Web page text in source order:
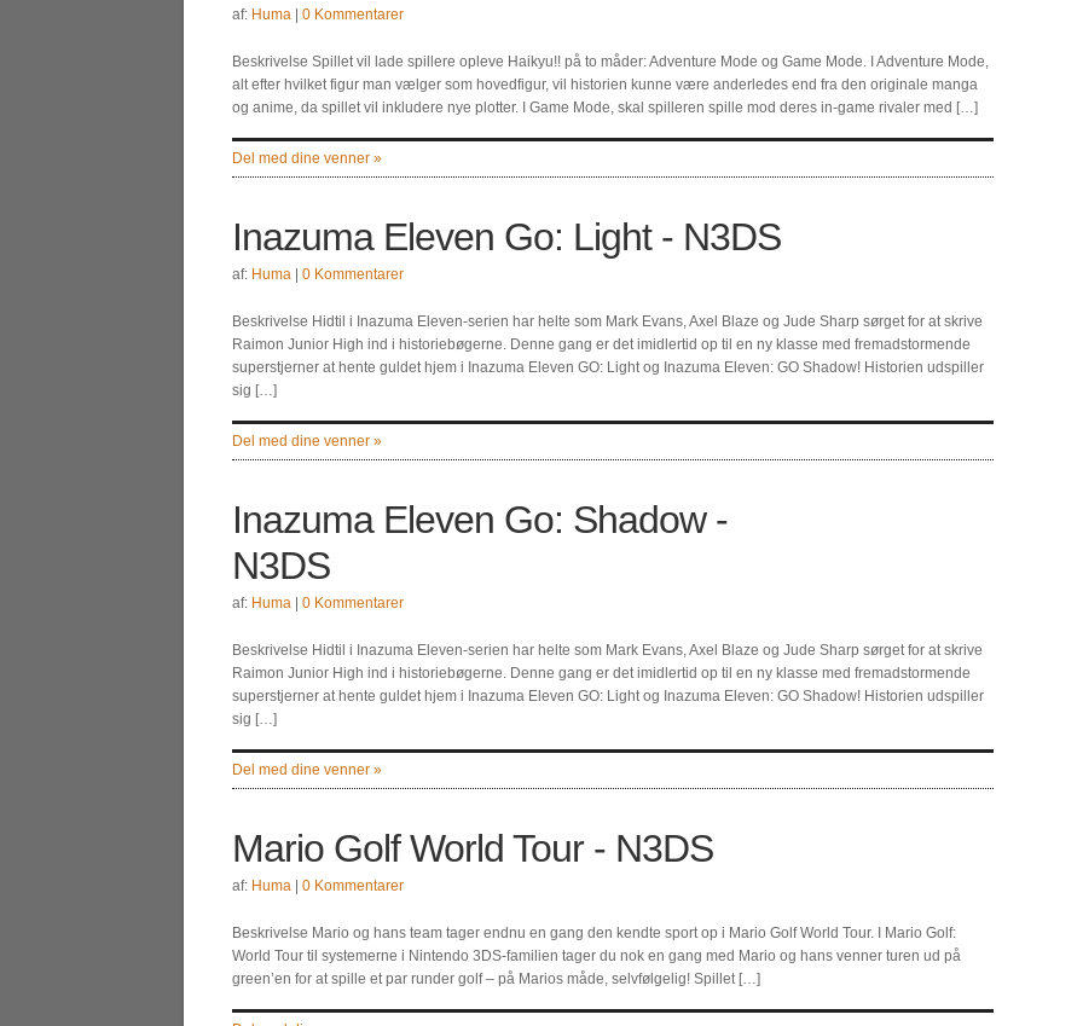
af: Huma 0 Kommentarer
Beskrivelse Spillet vil lade spillere opleve Haikyu!! på to måder: Adventure Mode og Game Mode. I Adventure Mode,
alt efter hvilket figur man vælger som hovedfigur, vil historien kunne være anderledes end fra den originale manga
og anime, da spillet vil inkludere nye plotter. I Game Mode, skal spilleren spille mod deres in-game rivaler med […]
Del med dine venner »
Inazuma Eleven Go: Light - N3DS
af: Huma 0 Kommentarer
Beskrivelse Hidtil i Inazuma Eleven-serien har helte som Mark Evans, Axel Blaze og Jude Sharp sørget for at skrive
Raimon Junior High ind i historiebøgerne. Denne gang er det imidlertid op til en ny klasse med fremadstormende
superstjerner at hente guldet hjem i Inazuma Eleven GO: Light og Inazuma Eleven: GO Shadow! Historien udspiller
sig […]
Del med dine venner »
Inazuma Eleven Go: Shadow -
N3DS
af: Huma 0 Kommentarer
Beskrivelse Hidtil i Inazuma Eleven-serien har helte som Mark Evans, Axel Blaze og Jude Sharp sørget for at skrive
Raimon Junior High ind i historiebøgerne. Denne gang er det imidlertid op til en ny klasse med fremadstormende
superstjerner at hente guldet hjem i Inazuma Eleven GO: Light og Inazuma Eleven: GO Shadow! Historien udspiller
sig […]
Del med dine venner »
Mario Golf World Tour - N3DS
af: Huma 0 Kommentarer
Beskrivelse Mario og hans team tager endnu en gang den kendte sport op i Mario Golf World Tour. I Mario Golf:
World Tour til systemerne i Nintendo 3DS-familien tager du nok en gang med Mario og hans venner turen ud på
green’en for at spille et par runder golf – på Marios måde, selvfølgelig! Spillet […]